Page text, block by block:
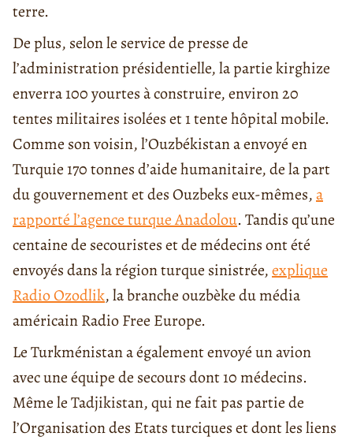
terre.
De plus, selon le service de presse de
l’administration présidentielle, la partie kirghize
enverra 100 yourtes à construire, environ 20
tentes militaires isolées et 1 tente hôpital mobile.
Comme son voisin, l’Ouzbékistan a envoyé en
Turquie 170 tonnes d’aide humanitaire, de la part
du gouvernement et des Ouzbeks eux-mêmes,a
rapporté l’agence turque Anadolou. Tandis qu’une
centaine de secouristes et de médecins ont été
envoyés dans la région turque sinistrée,explique
Radio Ozodlik, la branche ouzbèke du média
américain Radio Free Europe.
Le Turkménistan a également envoyé un avion
avec une équipe de secours dont 10 médecins.
Même le Tadjikistan, qui ne fait pas partie de
l’Organisation des Etats turciques et dont les liens